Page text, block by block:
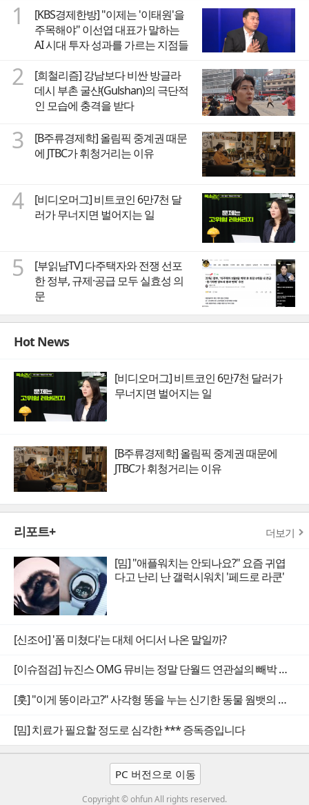
1
[KBS경제한방] "이제는 '이태원'을
주목해야" 이선엽 대표가 말하는
AI 시대 투자 성과를 가르는 지점들
2
[희철리즘] 강남보다 비싼 방글라
데시 부촌 굴샨(Gulshan)의 극단적
인 모습에 충격을 받다
3
[B주류경제학] 올림픽 중계권 때문
에 JTBC가 휘청거리는 이유
4
[비디오머그] 비트코인 6만7천 달
러가 무너지면 벌어지는 일
5
[부읽남TV] 다주택자와 전쟁 선포
한 정부, 규제·공급 모두 실효성 의
문
Hot News
[비디오머그] 비트코인 6만7천 달러가
무너지면 벌어지는 일
[B주류경제학] 올림픽 중계권 때문에
JTBC가 휘청거리는 이유
리포트+ 더보기
[밈] "애플워치는 안되나요?" 요즘 귀엽
다고 난리 난 갤럭시워치 '페드로 라쿤'
[신조어] '폼 미쳤다'는 대체 어디서 나온 말일까?
[이슈점검] 뉴진스 OMG 뮤비는 정말 단월드 연관설의 빼박 증거일까
[훗] "이게 똥이라고?" 사각형 똥을 누는 신기한 동물 웜뱃의 비밀
[밈] 치료가 필요할 정도로 심각한 *** 증독증입니다
PC 버전으로 이동
Copyright © ohfun All rights reserved.